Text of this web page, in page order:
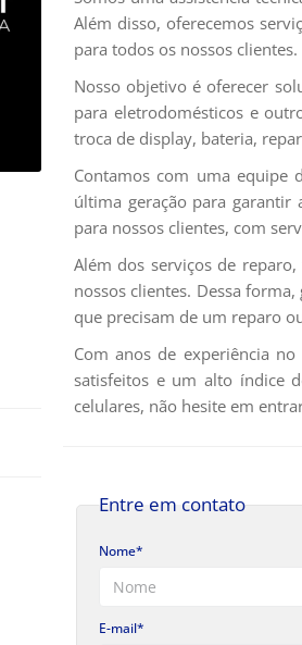
Além disso, oferecemos
para todos os nossos clientes.
Nosso objetivo é oferecer
para eletrodomésticos e
troca de display, bateria,
Contamos com uma equipe
última geração para garantir
para nossos clientes, com
Além dos serviços de
nossos clientes. Dessa
que precisam de um reparo
Com anos de experiência
satisfeitos e um alto índice
celulares, não hesite em
Entre em contato
Nome*
E-mail*